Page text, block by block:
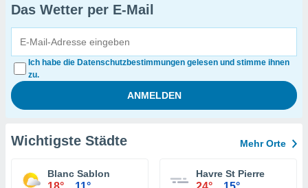
Das Wetter per E-Mail
Ich habe die Datenschutzbestimmungen gelesen und stimme ihnen
zu.
Wichtigste Städte Mehr Orte
Blanc Sablon Havre St Pierre